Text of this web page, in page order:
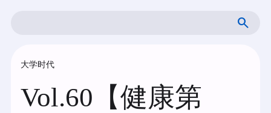
大学时代
Vol.60【健康第